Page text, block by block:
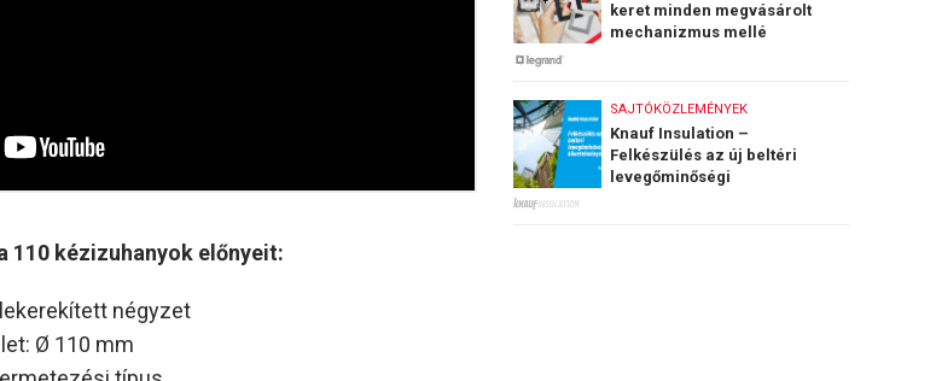
110 kézizuhanyok előnyeit:
négyzet
Ø 110 mm
keret minden megvásárolt
mechanizmus mellé
SAJTÓKÖZLEMÉNYEK
Knauf Insulation –
Felkészülés az új beltéri
levegőminőségi